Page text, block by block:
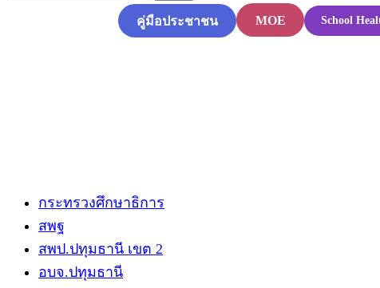
คู่มือประชาชน MOE School
กระทรวงศึกษาธิการ
สพฐ
สพป.ปทุมธานี​ เขต 2
อบจ.ปทุมธานี